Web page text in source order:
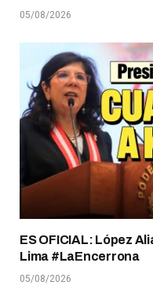
05/08/2026
ES OFICIAL: López
Lima #LaEncerrona
05/08/2026